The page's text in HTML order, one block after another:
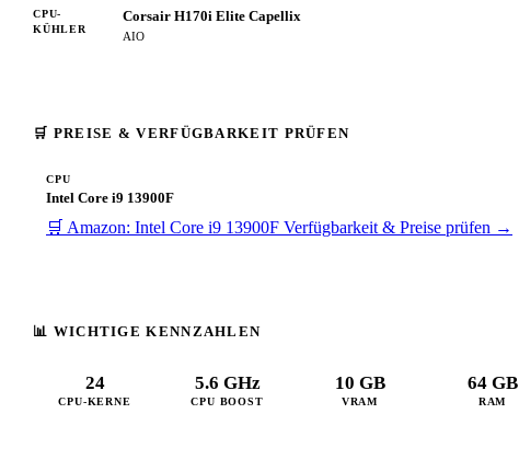
CPU-
KÜHLER
Corsair H170i Elite Capellix
AIO
🛒 PREISE & VERFÜGBARKEIT PRÜFEN
CPU
Intel Core i9 13900F
🛒 Amazon: Intel Core i9 13900F Verfügbarkeit & Preise prüfen →
📊 WICHTIGE KENNZAHLEN
24
CPU-KERNE
5.6 GHz
CPU BOOST
10 GB
VRAM
64 GB
RAM